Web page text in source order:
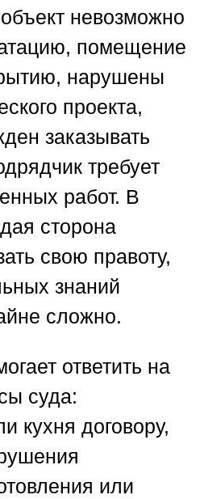
невозможно
помещение
нарушены
проекта,
заказывать
требует
работ. В
сторона
свою правоту,
знаний
сложно.
ответить на
суда:
кухня договору,
или